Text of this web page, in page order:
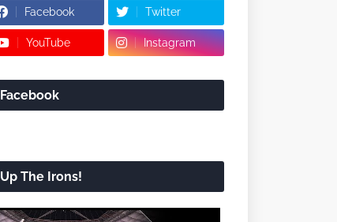
Facebook Twitter
YouTube Instagram
Facebook
Up The Irons!